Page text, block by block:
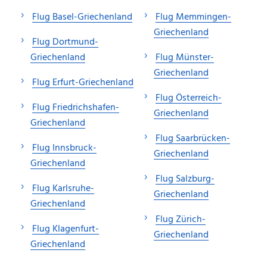
Flug Basel-Griechenland
Flug Dortmund-
Griechenland
Flug Erfurt-Griechenland
Flug Friedrichshafen-
Griechenland
Flug Innsbruck-
Griechenland
Flug Karlsruhe-
Griechenland
Flug Klagenfurt-
Griechenland
Flug Memmingen-
Griechenland
Flug Münster-
Griechenland
Flug Österreich-
Griechenland
Flug Saarbrücken-
Griechenland
Flug Salzburg-
Griechenland
Flug Zürich-
Griechenland